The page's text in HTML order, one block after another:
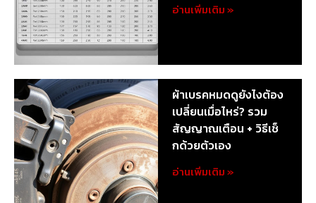
อ่านเพิ่มเติม »
ผ้าเบรคหมดดูยังไงต้อง
เปลี่ยนเมื่อไหร่? รวม
สัญญาณเตือน + วิธีเช็
กด้วยตัวเอง
อ่านเพิ่มเติม »